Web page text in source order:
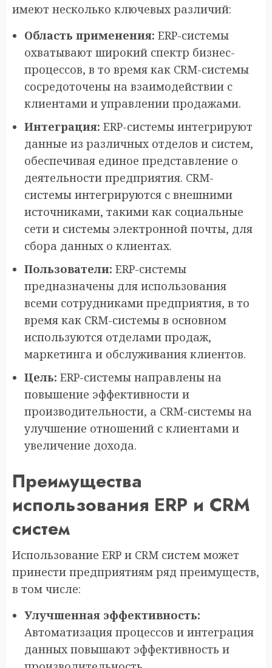
имеют несколько ключевых различий:
Область применения: ERP-системы
охватывают широкий спектр бизнес-
процессов, в то время как CRM-системы
сосредоточены на взаимодействии с
клиентами и управлении продажами.
Интеграция: ERP-системы интегрируют
данные из различных отделов и систем,
обеспечивая единое представление о
деятельности предприятия. CRM-
системы интегрируются с внешними
источниками, такими как социальные
сети и системы электронной почты, для
сбора данных о клиентах.
Пользователи: ERP-системы
предназначены для использования
всеми сотрудниками предприятия, в то
время как CRM-системы в основном
используются отделами продаж,
маркетинга и обслуживания клиентов.
Цель: ERP-системы направлены на
повышение эффективности и
производительности, а CRM-системы на
улучшение отношений с клиентами и
увеличение дохода.
Преимущества
использования ERP и CRM
систем
Использование ERP и CRM систем может
принести предприятиям ряд преимуществ,
в том числе:
Улучшенная эффективность:
Автоматизация процессов и интеграция
данных повышают эффективность и